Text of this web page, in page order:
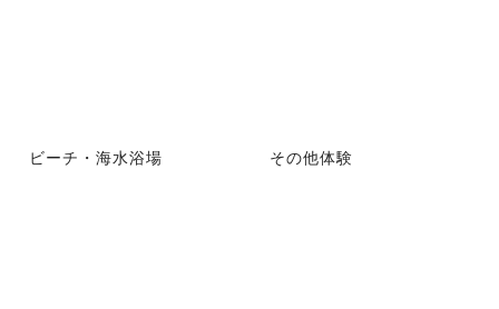
ビーチ・海水浴場 その他体験